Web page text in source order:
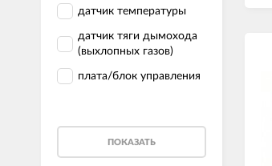
датчик температуры
датчик тяги дымохода
(выхлопных газов)
плата/блок управления
ПОКАЗАТЬ